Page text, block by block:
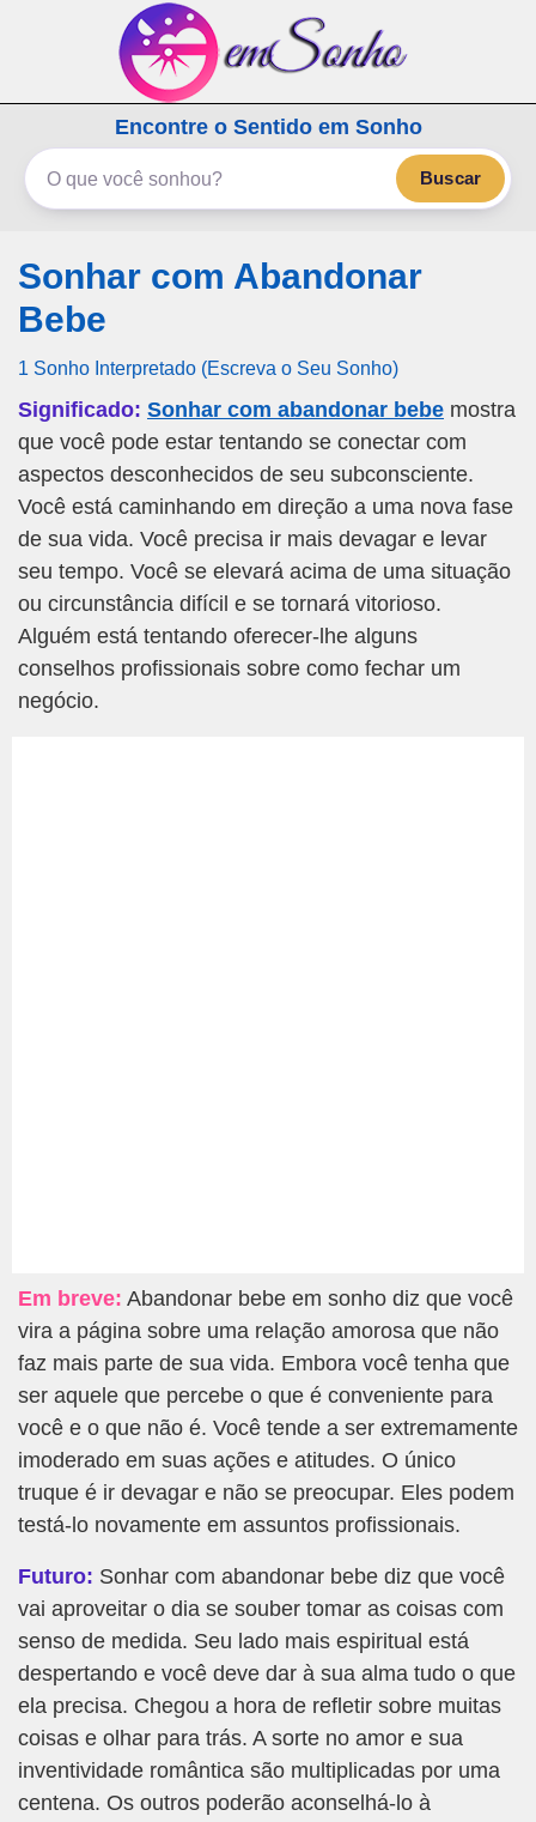
emSonho.com
Os sonhos significam mais
Encontre o Sentido em Sonho
Buscar
Sonhar com Abandonar
Bebe
1 Sonho Interpretado (Escreva o Seu Sonho)
Significado: Sonhar com abandonar bebe mostra
que você pode estar tentando se conectar com
aspectos desconhecidos de seu subconsciente.
Você está caminhando em direção a uma nova fase
de sua vida. Você precisa ir mais devagar e levar
seu tempo. Você se elevará acima de uma situação
ou circunstância difícil e se tornará vitorioso.
Alguém está tentando oferecer-lhe alguns
conselhos profissionais sobre como fechar um
negócio.
Em breve: Abandonar bebe em sonho diz que você
vira a página sobre uma relação amorosa que não
faz mais parte de sua vida. Embora você tenha que
ser aquele que percebe o que é conveniente para
você e o que não é. Você tende a ser extremamente
imoderado em suas ações e atitudes. O único
truque é ir devagar e não se preocupar. Eles podem
testá-lo novamente em assuntos profissionais.
Futuro: Sonhar com abandonar bebe diz que você
vai aproveitar o dia se souber tomar as coisas com
senso de medida. Seu lado mais espiritual está
despertando e você deve dar à sua alma tudo o que
ela precisa. Chegou a hora de refletir sobre muitas
coisas e olhar para trás. A sorte no amor e sua
inventividade romântica são multiplicadas por uma
centena. Os outros poderão aconselhá-lo à